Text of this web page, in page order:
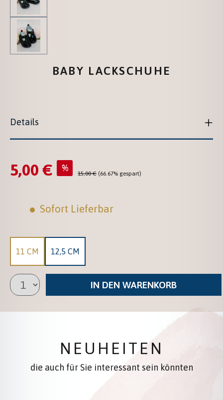
BABY LACKSCHUHE
Details
Verkaufspreis:
5,00 € % Regulärer Preis:
15,00 € (66.67% gespart)
Sofort Lieferbar
11 CM 12,5 CM
IN DEN WARENKORB
NEUHEITEN
die auch für Sie interessant sein könnten